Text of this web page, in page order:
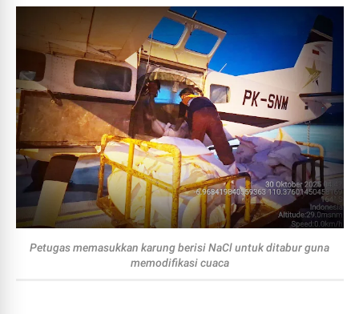
Petugas memasukkan karung berisi NaCl untuk ditabur guna
memodifikasi cuaca